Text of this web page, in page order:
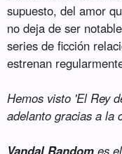
supuesto, del amor
no deja de ser
series de ficción
estrenan
Hemos visto 'El Rey
adelanto gracias a la